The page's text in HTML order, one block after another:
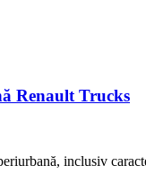
Renault Trucks
inclusiv